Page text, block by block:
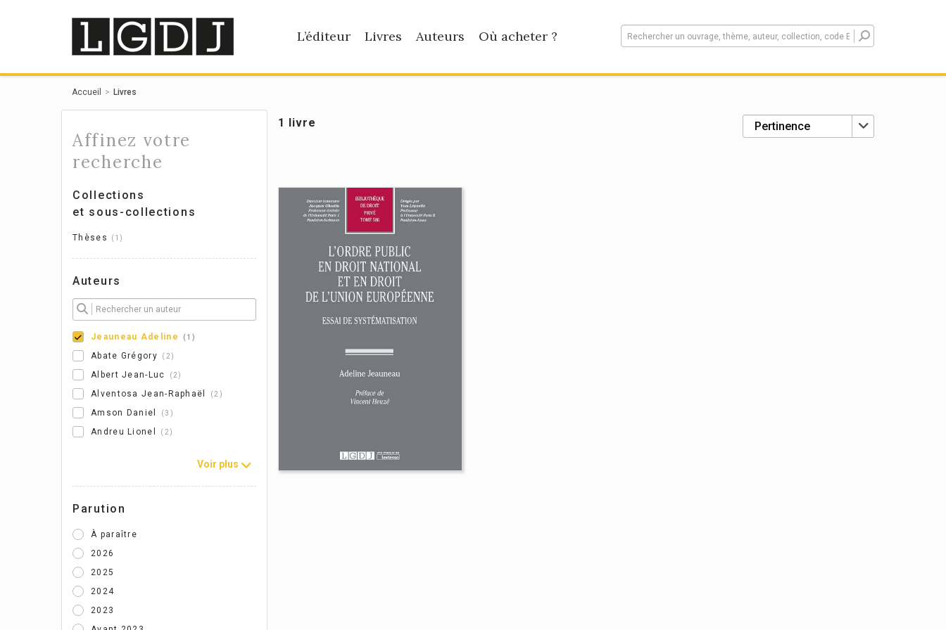
L’éditeur Livres Auteurs Où acheter ?
Accueil Livres
Affinez votre
recherche
Collections
et sous-collections
Thèses 1
Auteurs
Jeauneau Adeline 1
Abate Grégory 2
Albert Jean-Luc 2
Alventosa Jean-Raphaël 2
Amson Daniel 3
Andreu Lionel 2
Voir plus
Parution
À paraître
2026
2025
2024
2023
1 livre